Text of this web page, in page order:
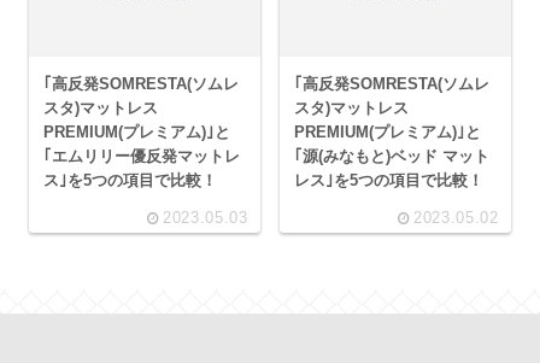
｢高反発SOMRESTA(ソムレ
スタ)マットレス
PREMIUM(プレミアム)｣と
｢エムリリー優反発マットレ
ス｣を5つの項目で比較！
2023.05.03
｢高反発SOMRESTA(ソムレ
スタ)マットレス
PREMIUM(プレミアム)｣と
｢源(みなもと)ベッド マット
レス｣を5つの項目で比較！
2023.05.02